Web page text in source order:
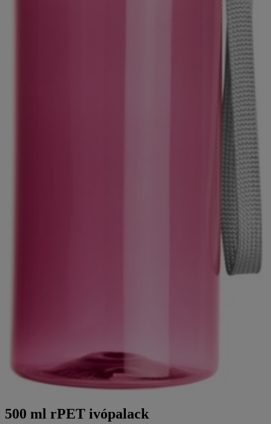
500 ml rPET ivópalack